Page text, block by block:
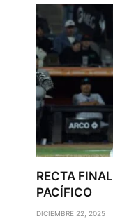
RECTA
PACÍFICO
DICIEMBRE 22, 2025